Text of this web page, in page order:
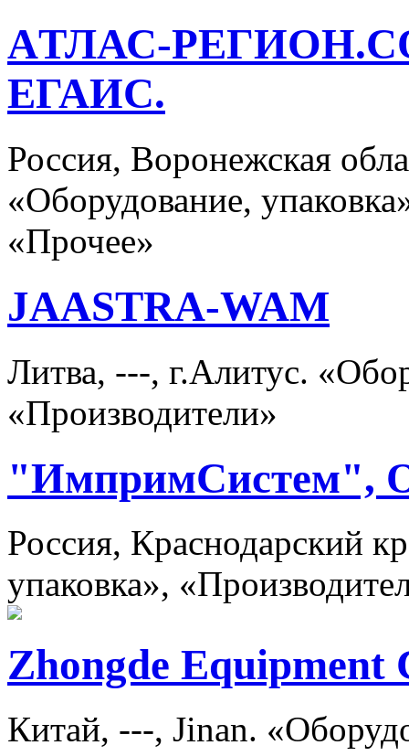
AТЛАС-
ЕГАИС.
Россия, Воронежская
«Оборудование,
«Прочее»
JAASTRA-WAM
Литва, ---, г.Алитус.
«Производители»
"ИмпримСистем",
Россия, Краснодарский
упаковка»,
Zhongde Equipment
Китай, ---, Jinan.